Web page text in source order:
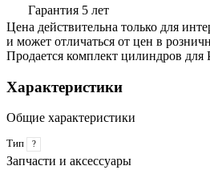
Гарантия 5 лет
Цена действительна только для
и может отличаться от цен в
Продается комплект цилиндров
Характеристики
Общие характеристики
Тип ?
Запчасти и аксессуары